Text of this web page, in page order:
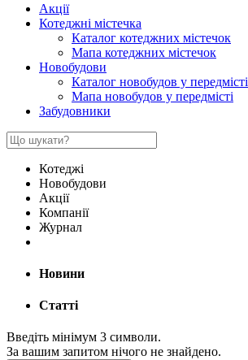
Акції
Котеджні містечка
Каталог котеджних містечок
Мапа котеджних містечок
Новобудови
Каталог новобудов у передмісті
Мапа новобудов у передмісті
Забудовники
Котеджі
Новобудови
Акції
Компанії
Журнал
Новини
Статті
Введіть мінімум 3 символи.
За вашим запитом нічого не знайдено.